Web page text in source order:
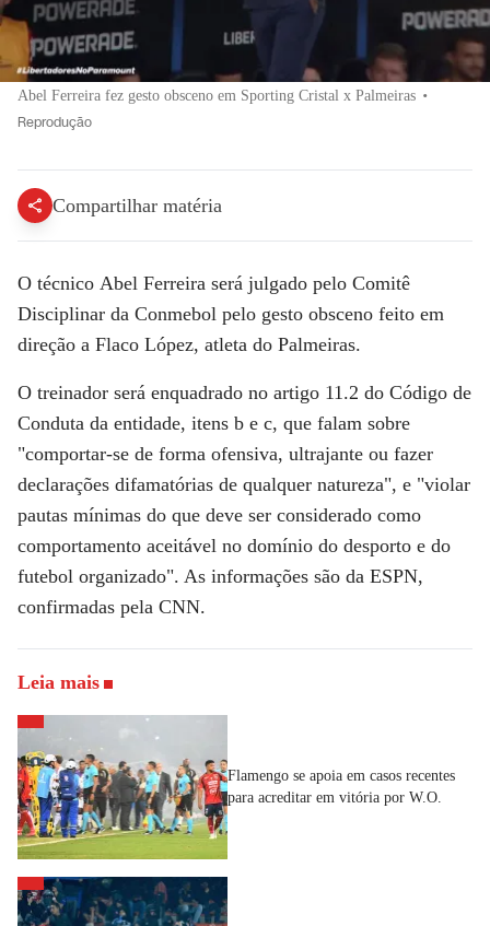
Abel Ferreira fez gesto obsceno em Sporting Cristal x Palmeiras •
Reprodução
Compartilhar matéria
O técnico Abel Ferreira será julgado pelo Comitê
Disciplinar da Conmebol pelo gesto obsceno feito em
direção a Flaco López, atleta do Palmeiras.
O treinador será enquadrado no artigo 11.2 do Código de
Conduta da entidade, itens b e c, que falam sobre
"comportar-se de forma ofensiva, ultrajante ou fazer
declarações difamatórias de qualquer natureza", e "violar
pautas mínimas do que deve ser considerado como
comportamento aceitável no domínio do desporto e do
futebol organizado". As informações são da ESPN,
confirmadas pela CNN.
Leia mais
Flamengo se apoia em casos recentes
para acreditar em vitória por W.O.